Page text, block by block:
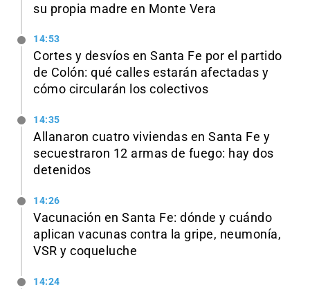
su propia madre en Monte Vera
14:53
Cortes y desvíos en Santa Fe por el partido
de Colón: qué calles estarán afectadas y
cómo circularán los colectivos
14:35
Allanaron cuatro viviendas en Santa Fe y
secuestraron 12 armas de fuego: hay dos
detenidos
14:26
Vacunación en Santa Fe: dónde y cuándo
aplican vacunas contra la gripe, neumonía,
VSR y coqueluche
14:24